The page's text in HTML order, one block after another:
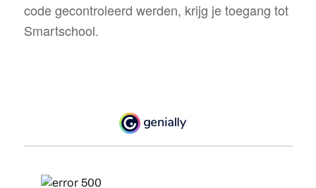
code gecontroleerd werden, krijg je toegang tot
Smartschool.